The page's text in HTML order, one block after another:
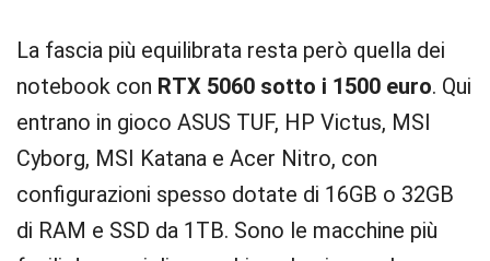
La fascia più equilibrata resta però quella dei
notebook con RTX 5060 sotto i 1500 euro. Qui
entrano in gioco ASUS TUF, HP Victus, MSI
Cyborg, MSI Katana e Acer Nitro, con
configurazioni spesso dotate di 16GB o 32GB
di RAM e SSD da 1TB. Sono le macchine più